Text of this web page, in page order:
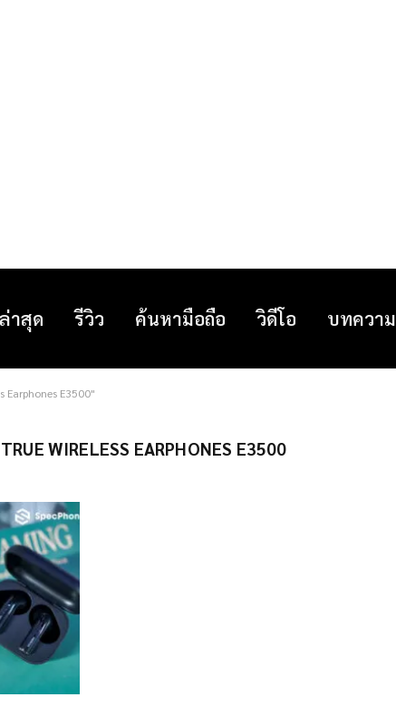
าสุด รีวิว ค้นหามือถือ วิดีโอ บทความ
Earphones E3500"
WIRELESS EARPHONES E3500